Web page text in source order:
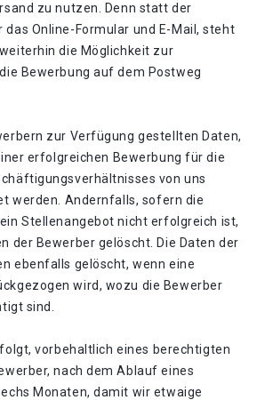
zu nutzen. Denn statt der
das Online-Formular und E-Mail, steht
die Möglichkeit zur
Bewerbung auf dem Postweg
zur Verfügung gestellten Daten,
erfolgreichen Bewerbung für die
von uns
werden. Andernfalls, sofern die
Stellenangebot nicht erfolgreich ist,
der Bewerber gelöscht. Die Daten der
ebenfalls gelöscht, wenn eine
wird, wozu die Bewerber
sind.
vorbehaltlich eines berechtigten
nach dem Ablauf eines
Monaten, damit wir etwaige